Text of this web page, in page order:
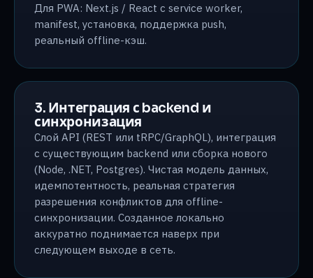
Для PWA: Next.js / React с service worker,
manifest, установка, поддержка push,
реальный offline-кэш.
3. Интеграция с backend и
синхронизация
Слой API (REST или tRPC/GraphQL), интеграция
с существующим backend или сборка нового
(Node, .NET, Postgres). Чистая модель данных,
идемпотентность, реальная стратегия
разрешения конфликтов для offline-
синхронизации. Созданное локально
аккуратно поднимается наверх при
следующем выходе в сеть.